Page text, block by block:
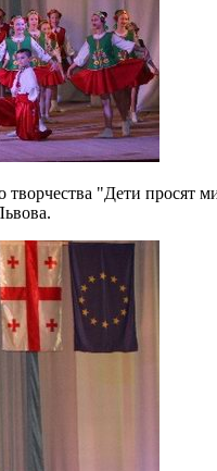
творчества "Дети